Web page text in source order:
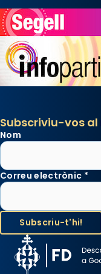
Subscriviu-vos
Nom
Correu electrònic *